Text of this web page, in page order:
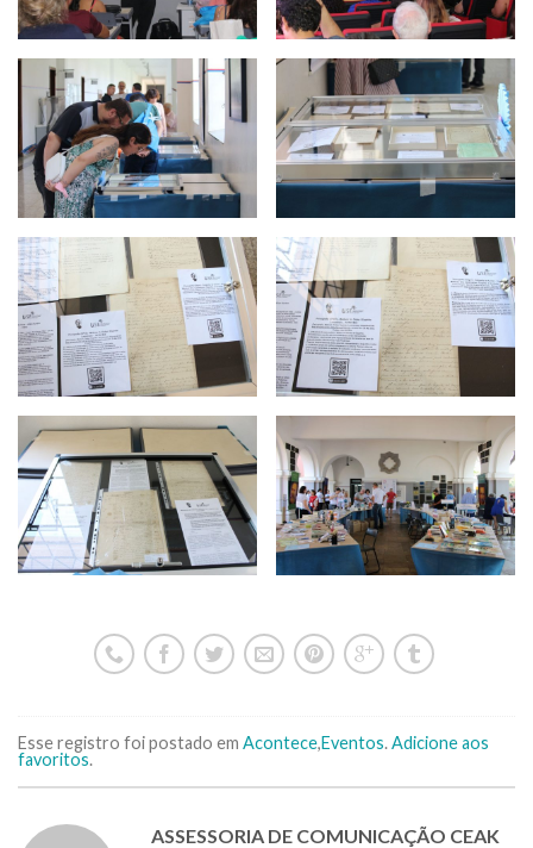
Esse registro foi postado em Acontece,Eventos.Adicione aos
favoritos.
ASSESSORIA DE COMUNICAÇÃO CEAK